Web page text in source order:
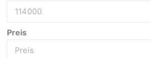
Preis